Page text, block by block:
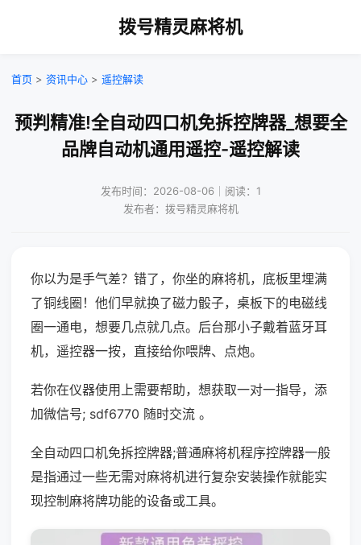
拨号精灵麻将机
首页 > 资讯中心 > 遥控解读
预判精准!全自动四口机免拆控牌器_想要全
品牌自动机通用遥控-遥控解读
发布时间：2026-08-06｜阅读：1
发布者：拨号精灵麻将机
你以为是手气差？错了，你坐的麻将机，底板里埋满
了铜线圈！他们早就换了磁力骰子，桌板下的电磁线
圈一通电，想要几点就几点。后台那小子戴着蓝牙耳
机，遥控器一按，直接给你喂牌、点炮。
若你在仪器使用上需要帮助，想获取一对一指导，添
加微信号; sdf6770 随时交流 。
全自动四口机免拆控牌器;普通麻将机程序控牌器一般
是指通过一些无需对麻将机进行复杂安装操作就能实
现控制麻将牌功能的设备或工具。